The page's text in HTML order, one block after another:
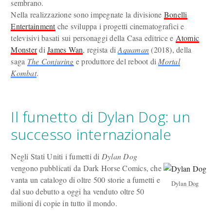
sembrano.
Nella realizzazione sono impegnate la divisione Bonelli
Entertainmentche sviluppa i progetti cinematografici e
televisivi basati sui personaggi della Casa editrice e Atomic
MonsterdiJames Wan, regista diAquaman(2018), della
saga The Conjuring e produttore del reboot di Mortal
Kombat.
Il fumetto di Dylan Dog: un
successo internazionale
Dylan Dog
Negli Stati Uniti i fumetti di Dylan Dog
vengono pubblicati da Dark Horse Comics, che
vanta un catalogo di oltre 500 storie a fumetti e
dal suo debutto a oggi ha venduto oltre 50
milioni di copie in tutto il mondo.